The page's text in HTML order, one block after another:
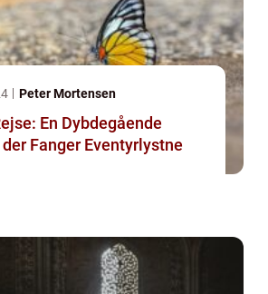
Peter Mortensen
En Dybdegående
Fanger Eventyrlystne